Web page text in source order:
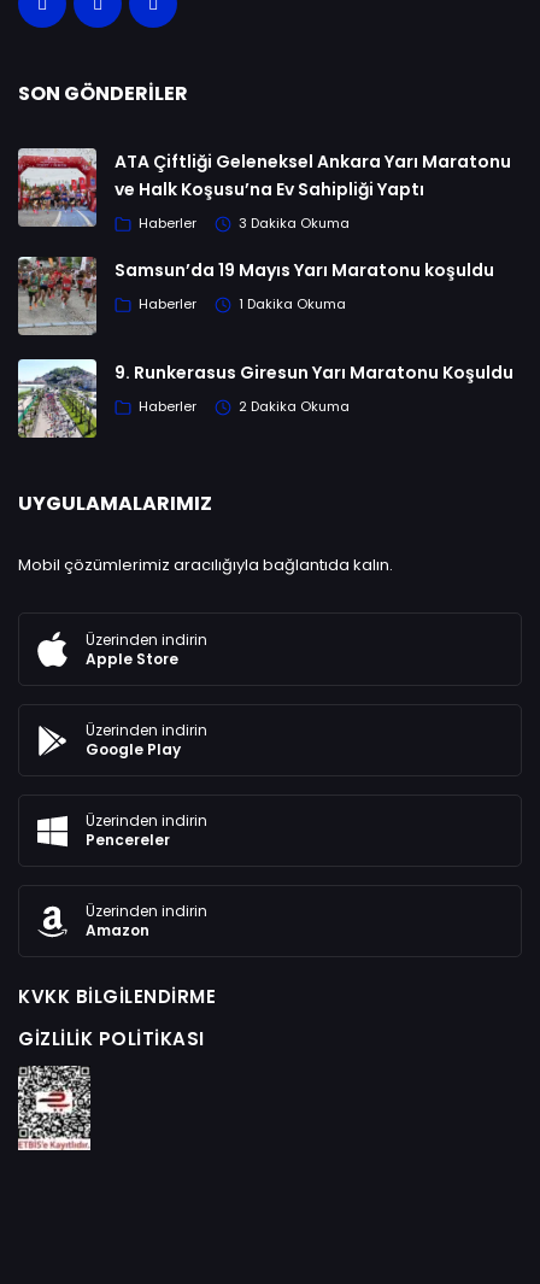
SON GÖNDERILER
ATA Çiftliği Geleneksel Ankara Yarı Maratonu
ve Halk Koşusu’na Ev Sahipliği Yaptı
Haberler 3 Dakika Okuma
Samsun’da 19 Mayıs Yarı Maratonu koşuldu
Haberler 1 Dakika Okuma
9. Runkerasus Giresun Yarı Maratonu Koşuldu
Haberler 2 Dakika Okuma
UYGULAMALARIMIZ
Mobil çözümlerimiz aracılığıyla bağlantıda kalın.
Üzerinden indirin
Apple Store
Üzerinden indirin
Google Play
Üzerinden indirin
Pencereler
Üzerinden indirin
Amazon
KVKK BILGILENDIRME
GIZLILIK POLITIKASI